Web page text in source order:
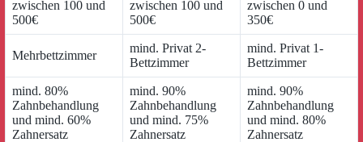
zwischen 100 und
500€
zwischen 100 und
500€
zwischen 0 und
350€
Mehrbettzimmer
mind. Privat 2-
Bettzimmer
mind. Privat 1-
Bettzimmer
mind. 80%
Zahnbehandlung
und mind. 60%
Zahnersatz
mind. 90%
Zahnbehandlung
und mind. 75%
Zahnersatz
mind. 90%
Zahnbehandlung
und mind. 80%
Zahnersatz